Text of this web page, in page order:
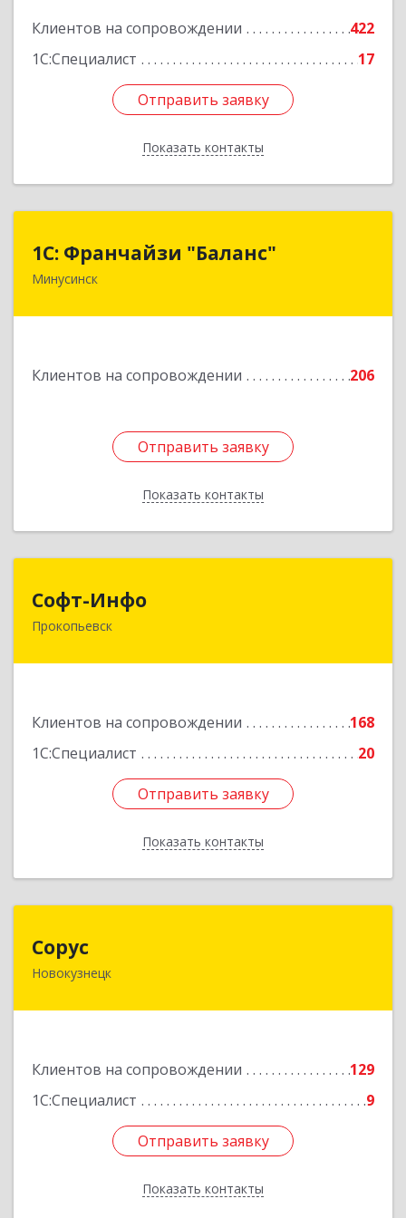
Клиентов на сопровождении
422
1С:Специалист
17
Отправить заявку
Показать контакты
Отправить заявку
Назад
1С: Франчайзи "Баланс"
Минусинск
Клиентов на сопровождении 206
Отправить заявку
Показать контакты
1С: Франчайзи "Баланс"
662610, Красноярский край, Минусинск г,
Отправить заявку
Назад
Софт-Инфо
Прокопьевск
Клиентов на сопровождении
168
1С:Специалист
20
Отправить заявку
Показать контакты
653039, Кемеровская область - Кузбасс,
Подробнее
Отправить заявку
Назад
Сорус
Новокузнецк
Клиентов на сопровождении
129
1С:Специалист
9
Отправить заявку
Показать контакты
654005, Кемеровская область - Кузбасс,
Подробнее
Отправить заявку
Назад